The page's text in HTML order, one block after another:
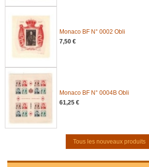
Monaco BF N° 0002 Obli
7,50 €
Monaco BF N° 0004B Obli
61,25 €
Tous les nouveaux produits